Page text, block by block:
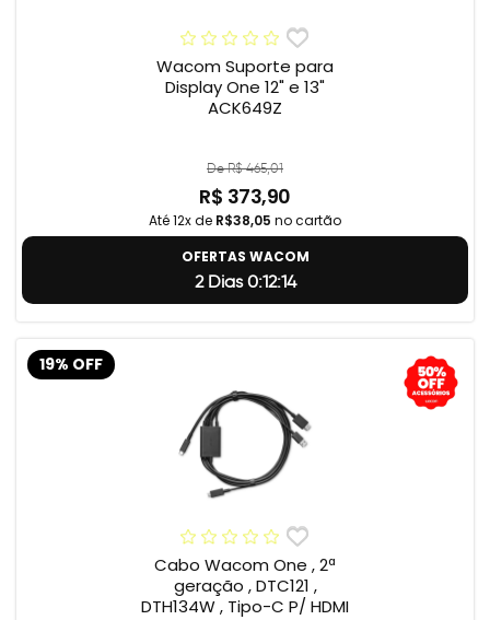
Wacom Suporte para
Display One 12" e 13"
ACK649Z
De R$ 465,01
R$ 373,90
Até 12x de R$38,05 no cartão
OFERTAS WACOM
2 Dias 0:12:14
19% OFF
Cabo Wacom One , 2ª
geração , DTC121 ,
DTH134W , Tipo-C P/ HDMI